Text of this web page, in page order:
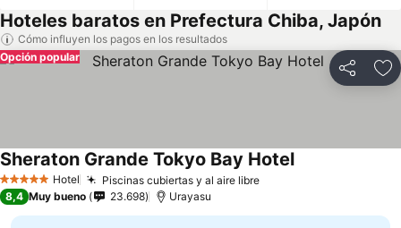
Hoteles baratos en Prefectura Chiba, Japón
Cómo influyen los pagos en los resultados
Compartir
Opción popular
5 Estrellas Hotel Piscinas cubiertas y al aire libre
Sheraton Grande Tokyo Bay Hotel
8,4 Muy bueno 23.698 Urayasu